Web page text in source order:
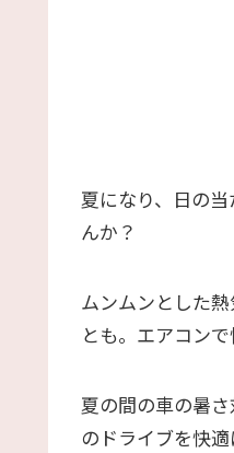
夏になり、日の
んか？
ムンムンとした
とも。エアコン
夏の間の車の暑
のドライブを快